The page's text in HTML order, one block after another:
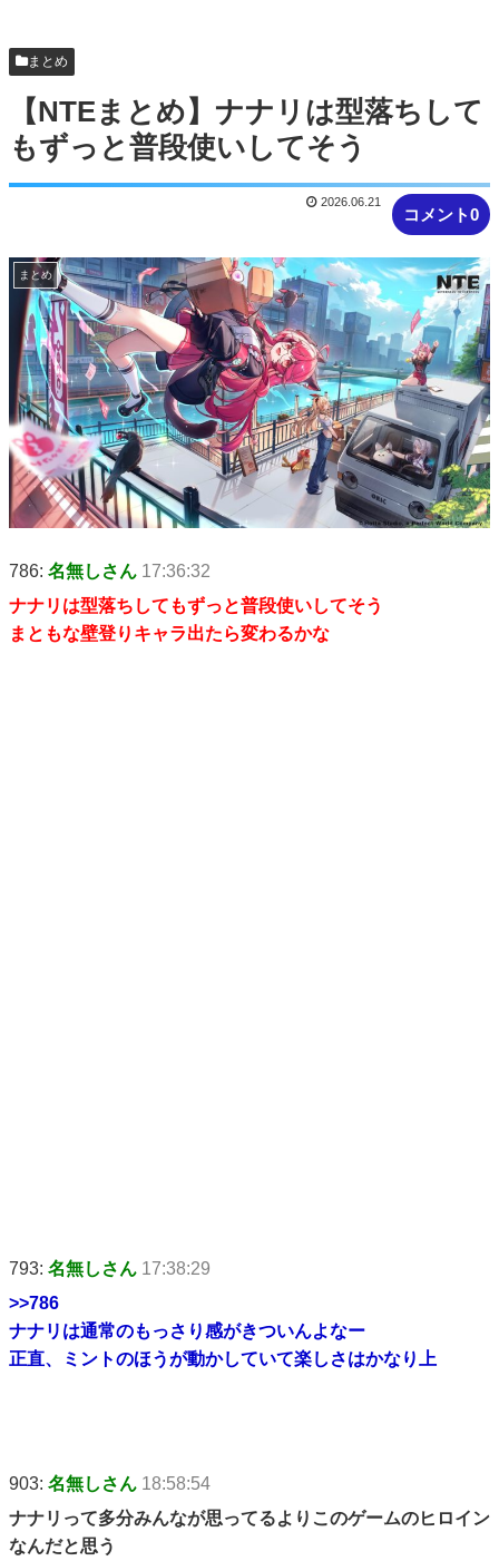
【胸糞】Zクソガキ、おばあちゃんをいじめて炎上
するｗｗｗｗ
まとめ
【NTEまとめ】ナナリは型落ちして
もずっと普段使いしてそう
コメント0
2026.06.21
まとめ
786: 名無しさん 17:36:32
ナナリは型落ちしてもずっと普段使いしてそう
まともな壁登りキャラ出たら変わるかな
793: 名無しさん 17:38:29
>>786
ナナリは通常のもっさり感がきついんよなー
正直、ミントのほうが動かしていて楽しさはかなり上
903: 名無しさん 18:58:54
ナナリって多分みんなが思ってるよりこのゲームのヒロイン
なんだと思う